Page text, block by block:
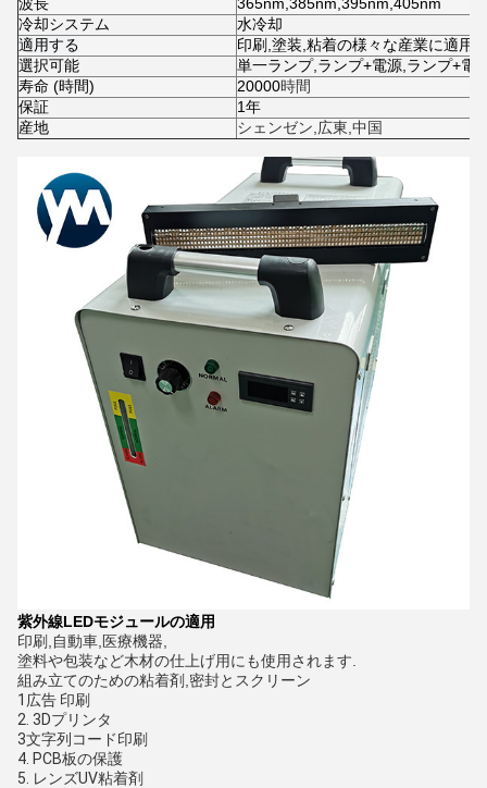
冷却システム
水冷却
適用する
印刷,塗装,粘着の様々な産業に適用
選択可能
単一ランプ,ランプ+電源,ランプ+電
寿命 (時間)
20000時間
保証
1年
産地
シェンゼン,広東,中国
紫外線LEDモジュールの適用
印刷,自動車,医療機器,
塗料や包装など木材の仕上げ用にも使用されます.
組み立てのための粘着剤,密封とスクリーン
1広告 印刷
2. 3Dプリンタ
3文字列コード印刷
4. PCB板の保護
5. レンズUV粘着剤